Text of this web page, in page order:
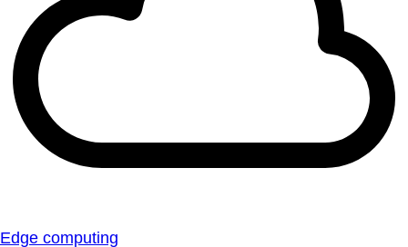
Edge computing